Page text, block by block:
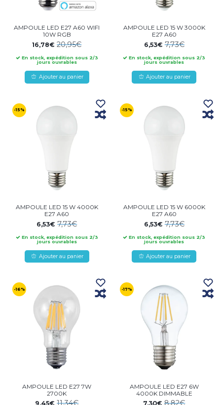
AMPOULE LED E27 A60 WIFI
10W RGB
16,78€20,95€
En stock, expédition sous 2/3
jours ouvrables
Ajouter au panier
AMPOULE LED 15 W 3000K
E27 A60
6,53€7,73€
En stock, expédition sous 2/3
jours ouvrables
Ajouter au panier
-15%
AMPOULE LED 15 W 4000K
E27 A60
6,53€7,73€
En stock, expédition sous 2/3
jours ouvrables
Ajouter au panier
-15%
AMPOULE LED 15 W 6000K
E27 A60
6,53€7,73€
En stock, expédition sous 2/3
jours ouvrables
Ajouter au panier
-16%
AMPOULE LED E27 7W
2700K
9,45€
-17%
AMPOULE LED E27 6W
4000K DIMMABLE
7,30€